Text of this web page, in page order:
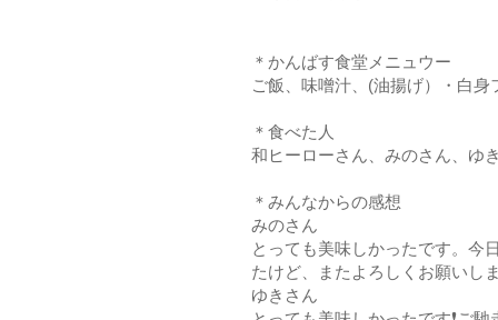
＊かんばす食堂メニュウー
ご飯、味噌汁、(油揚げ）・白
＊食べた人
和ヒーローさん、みのさん、ゆ
＊みんなからの感想
みのさん
とっても美味しかったです。今
たけど、またよろしくお願いし
ゆきさん